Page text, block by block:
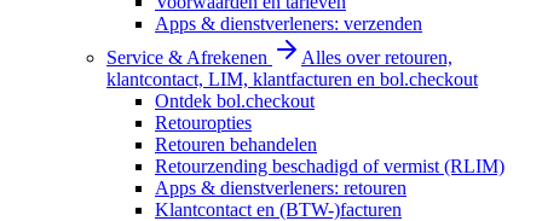
Apps & dienstverleners: verzenden
Service & Afrekenen
Alles over retouren,
klantcontact, LIM, klantfacturen en bol.checkout
Ontdek bol.checkout
Retouropties
Retouren behandelen
Retourzending beschadigd of vermist (RLIM)
Apps & dienstverleners: retouren
Klantcontact en (BTW-)facturen